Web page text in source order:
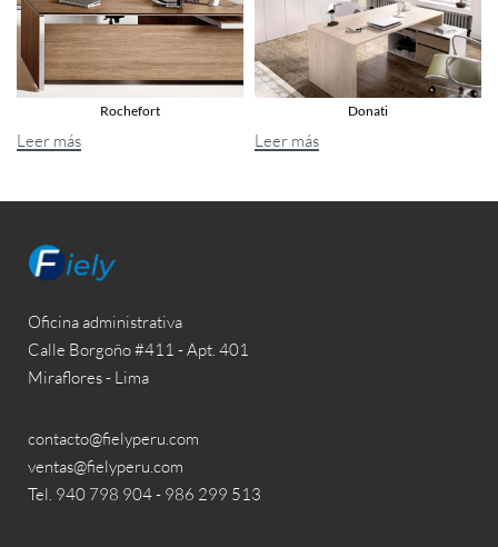
Rochefort
Leer más
Donati
Leer más
Oficina administrativa
Calle Borgoño #411 - Apt. 401
Miraflores - Lima
contacto@fielyperu.com
ventas@fielyperu.com
Tel. 940 798 904 - 986 299 513